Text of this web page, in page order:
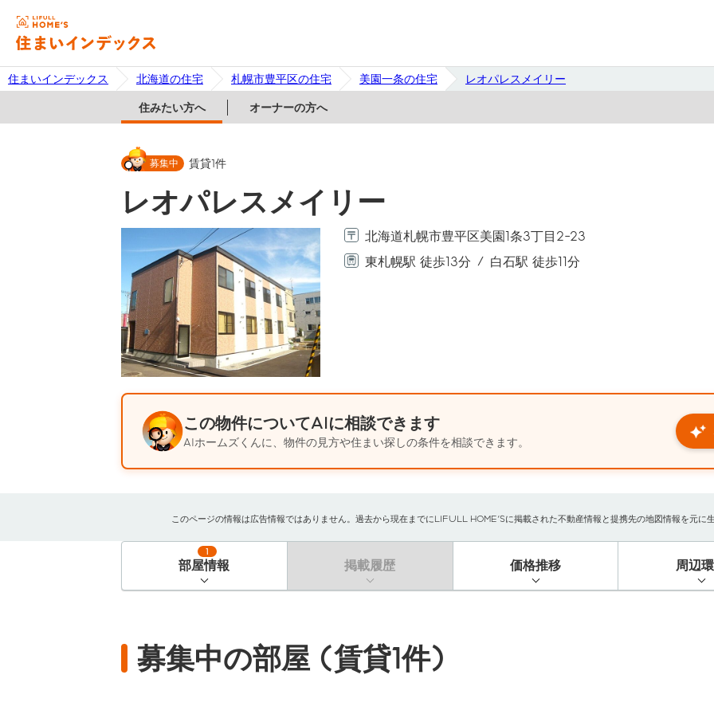
住まいインデックス 北海道の住宅 札幌市豊平区の住宅 美園一条の住宅 レオパレスメイリー
住みたい方へ オーナーの方へ
募集中 賃貸1件
レオパレスメイリー
北海道札幌市豊平区美園1条3丁目2-23
東札幌駅 徒歩13分
白石駅 徒歩11分
この物件についてAIに相談できます
AIホームズくんに、物件の見方や住まい探しの条件を相談できます。
このページの情報は広告情報ではありません。過去から現在までにLIFULL HOME'Sに掲載された不動産情報と提携先の地図情報を元
部屋情報
1
掲載履歴 価格推移 周辺
募集中の部屋 (賃貸1件)